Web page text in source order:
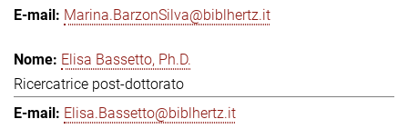
Marina.BarzonSilva@biblhertz.it
Elisa Bassetto, Ph.D.
Ricercatrice post-dottorato
Elisa.Bassetto@biblhertz.it